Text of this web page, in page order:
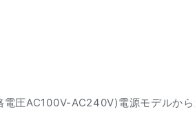
圧AC100V-AC240V)電源モデルから